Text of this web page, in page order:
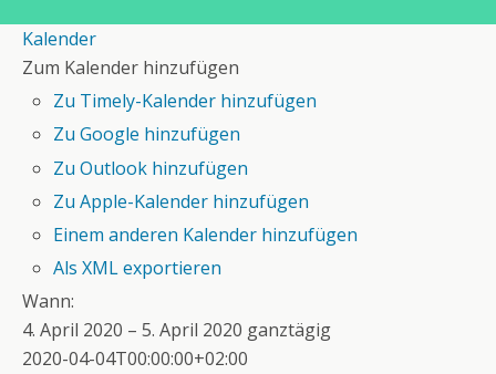
Kalender
Zum Kalender hinzufügen
Zu Timely-Kalender hinzufügen
Zu Google hinzufügen
Zu Outlook hinzufügen
Zu Apple-Kalender hinzufügen
Einem anderen Kalender hinzufügen
Als XML exportieren
Wann:
4. April 2020 – 5. April 2020 ganztägig
2020-04-04T00:00:00+02:00